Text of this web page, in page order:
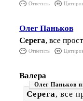
Ответить
Олег Паньков
Серега, все
Ответить
Валера
Олег Паньков
Серега, все